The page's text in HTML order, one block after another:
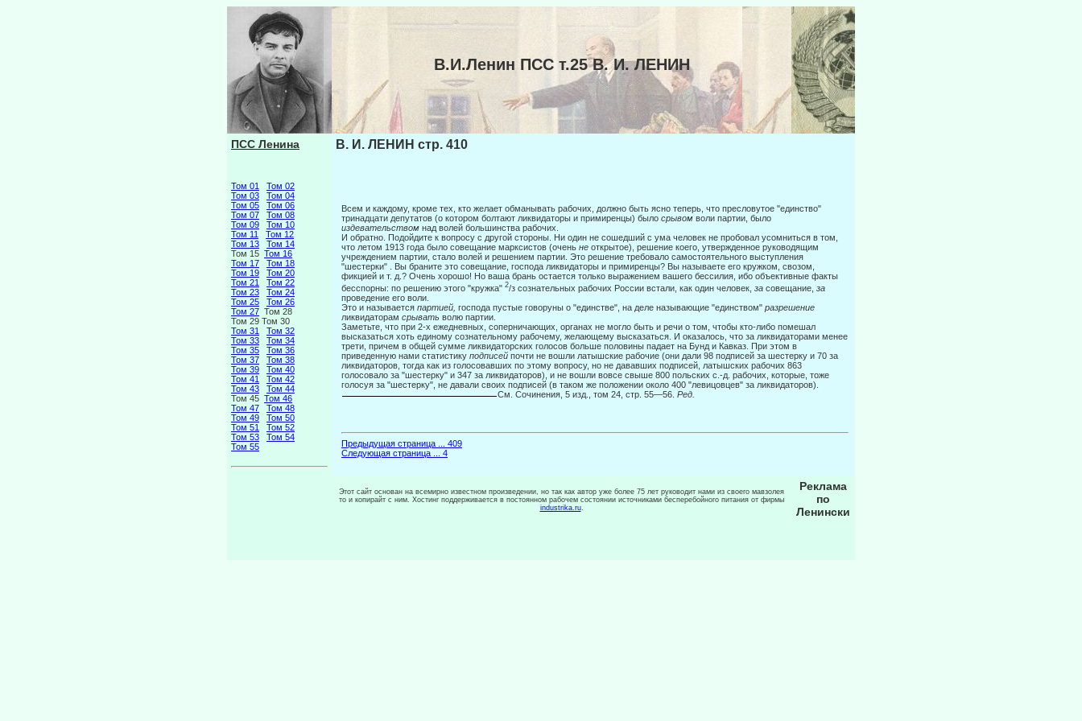
В.И.Ленин ПСС т.25 В. И. ЛЕНИН
ПСС Ленина
Том 01
Том 02
Том 03
Том 04
Том 05
Том 06
Том 07
Том 08
Том 09
Том 10
Том 11
Том 12
Том 13
Том 14
Том 15 Том 16
Том 17
Том 18
Том 19
Том 20
Том 21
Том 22
Том 23
Том 24
Том 25
Том 26
Том 27 Том 28
Том 29 Том 30
Том 31
Том 32
Том 33
Том 34
Том 35
Том 36
Том 37
Том 38
Том 39
Том 40
Том 41
Том 42
Том 43
Том 44
Том 45 Том 46
Том 47
Том 48
Том 49
Том 50
Том 51
Том 52
Том 53
Том 54
Том 55
В. И. ЛЕНИН стр. 410
Всем и каждому, кроме тех, кто желает обманывать рабочих, должно быть ясно те­перь, что пресловутое "единство"
тринадцати депутатов (о котором болтают ликвида­торы и примиренцы) было срывом воли партии, было
издевательством над волей большинства рабочих.
И обратно. Подойдите к вопросу с другой стороны. Ни один не сошедший с ума че­ловек не пробовал усомниться в том,
что летом 1913 года было совещание марксистов (очень не открытое), решение коего, утвержденное руководящим
учреждением партии, стало волей и решением партии. Это решение требовало самостоятельного выступле­ния
"шестерки" . Вы браните это совещание, господа ликвидаторы и примиренцы? Вы называете его кружком, свозом,
фикцией и т. д.? Очень хорошо! Но ваша брань остает­ся только выражением вашего бессилия, ибо объективные факты
бесспорны: по реше­нию этого "кружка" 2/з сознательных рабочих России встали, как один человек, за со­вещание, за
проведение его воли.
Это и называется партией, господа пустые говоруны о "единстве", на деле назы­вающие "единством" разрешение
ликвидаторам срывать волю партии.
Заметьте, что при 2-х ежедневных, соперничающих, органах не могло быть и речи о том, чтобы кто-либо помешал
высказаться хоть единому сознательному рабочему, же­лающему высказаться. И оказалось, что за ликвидаторами менее
трети, причем в общей сумме ликвидаторских голосов больше половины падает на Бунд и Кавказ. При этом в
приведенную нами статистику подписей почти не вошли латышские рабочие (они дали 98 подписей за шестерку и 70 за
ликвидаторов, тогда как из голосовавших по этому во­просу, но не дававших подписей, латышских рабочих 863
голосовало за "шестерку" и 347 за ликвидаторов), и не вошли вовсе свыше 800 польских с.-д. рабочих, которые, тоже
голосуя за "шестерку", не давали своих подписей (в таком же положении около 400 "левицовцев" за ликвидаторов).
См. Сочинения, 5 изд., том 24, стр. 55—56. Ред.
Предыдущая страница ... 409
Следующая страница ... 4
Этот сайт основан на всемирно известном произведении, но так как автор уже более 75 лет руководит нами из своего мавзолея
то и копирайт с ним. Хостинг поддерживается в постоянном рабочем состоянии источниками бесперебойного питания от фирмы
industrika.ru.
Реклама
по
Ленински